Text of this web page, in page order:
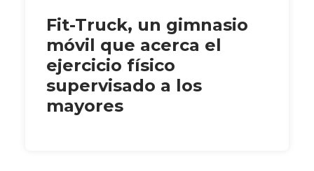
Fit-Truck, un gimnasio
móvil que acerca el
ejercicio físico
supervisado a los
mayores